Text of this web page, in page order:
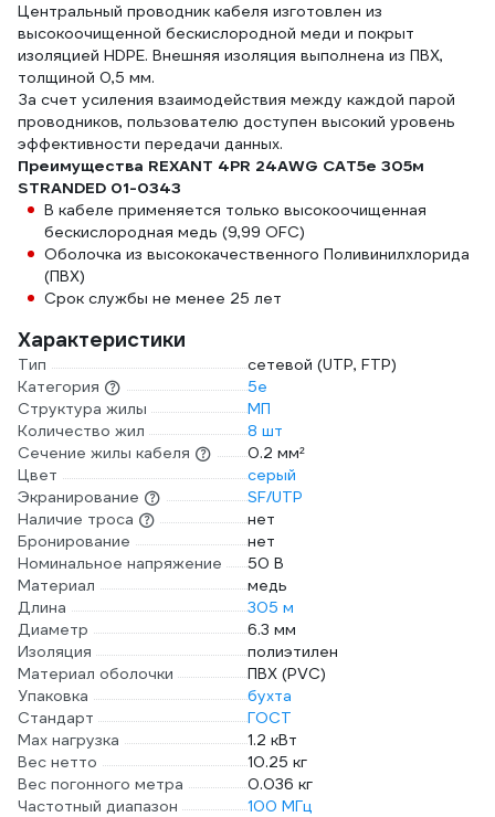
Центральный проводник кабеля изготовлен из
высокоочищенной бескислородной меди и покрыт
изоляцией HDPE. Внешняя изоляция выполнена из ПВХ,
толщиной 0,5 мм.
За счет усиления взаимодействия между каждой парой
проводников, пользователю доступен высокий уровень
эффективности передачи данных.
Преимущества REXANT 4PR 24AWG CAT5e 305м
STRANDED 01-0343
В кабеле применяется только высокоочищенная
бескислородная медь (9,99 OFC)
Оболочка из высококачественного Поливинилхлорида
(ПВХ)
Срок службы не менее 25 лет
Характеристики
Тип
сетевой (UTP, FTP)
Категория
5e
Структура жилы
МП
Количество жил
8 шт
Сечение жилы кабеля
0.2 мм²
Цвет
серый
Экранирование
SF/UTP
Наличие троса
нет
Бронирование
нет
Номинальное напряжение
50 В
Материал
медь
Длина
305 м
Диаметр
6.3 мм
Изоляция
полиэтилен
Материал оболочки
ПВХ (PVC)
Упаковка
бухта
Стандарт
ГОСТ
Max нагрузка
1.2 кВт
Вес нетто
10.25 кг
Вес погонного метра
0.036 кг
Частотный диапазон
100 МГц